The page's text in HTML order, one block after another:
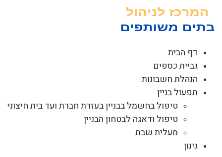
דף הבית
גביית כספים
הנהלת חשבונות
תפעול בניין
טיפול בחשמל בבניין בעזרת חברת ועד בית חיצוני
טיפול ודאגה לבטחון הבניין
מעלית שבת
גינון